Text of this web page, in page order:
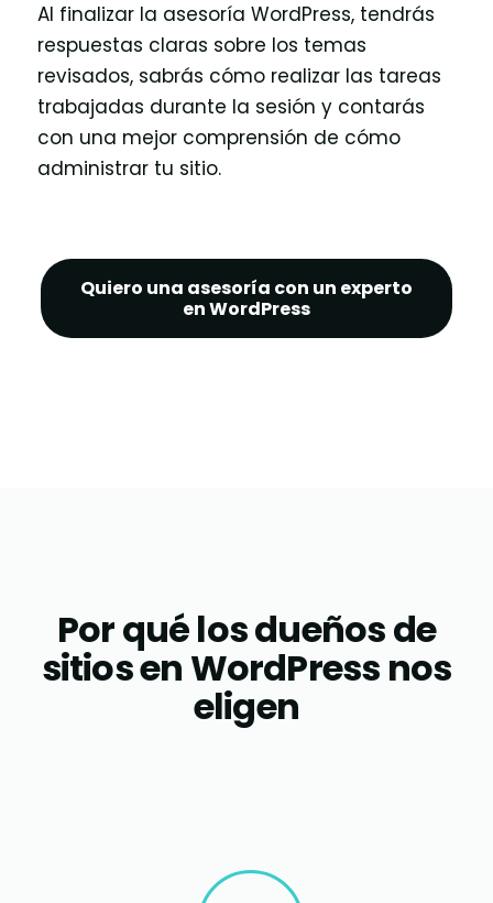
Al finalizar la asesoría WordPress, tendrás
respuestas claras sobre los temas
revisados, sabrás cómo realizar las tareas
trabajadas durante la sesión y contarás
con una mejor comprensión de cómo
administrar tu sitio.
Quiero una asesoría con un experto
en WordPress
Por qué los dueños de
sitios en WordPress nos
eligen